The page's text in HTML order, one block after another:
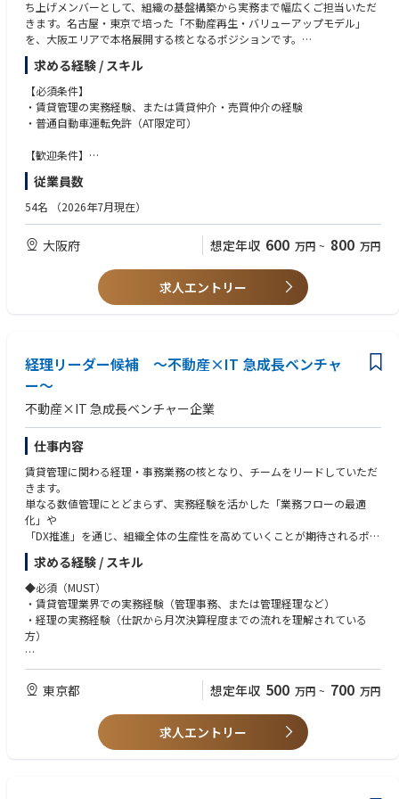
ち上げメンバーとして、組織の基盤構築から実務まで幅広くご担当いただ
きます。名古屋・東京で培った「不動産再生・バリューアップモデル」
を、大阪エリアで本格展開する核となるポジションです。
当初は管理戸数0からのスタートですが、営業部門（収益不動産の売買）
と連携し、管理受託営業から管理体制の構築、実際のPM実務まで幅広く
お任せします。管理受託営業から組織の基盤づくりまで、大きな裁量を持
って推進していただきます。
般を担当いただきます。
■業務詳細
・管理体制の構築：大阪エリアにおける管理物件の選定、効率的な管理フ
ロー策定（DXツール活用）や勝てる組織作りを担います。
・管理受託営業：オーナー様へのアプローチ、新規管理契約獲得を推進し
ます。
益性向上策を立案・提案します。
・PM実務：リーシング戦略の立案・実行、収支管理、現場確認・トラブ
収益一棟マンション・オフィスビル・商業ビル・複合施設・底地・駐車場
など（自社保有・再生・開発・販売中の資産を含む）
現在の管理棟数は100棟ほど（うち自社保有物件：約50棟）
求める経験 / スキル
【必須条件】
・賃貸管理の実務経験、または賃貸仲介・売買仲介の経験
・普通自動車運転免許（AT限定可）
【歓迎条件】
・宅地建物取引士、賃貸不動産経営管理士、管理業務主任者のいずれかの
資格
・投資用不動産（1棟収益マンション等）の管理経験
従業員数
54名 （2026年7月現在）
大阪府 想定年収 600 万円 ~ 800 万円
求人エントリー
経理リーダー候補 ～不動産×IT 急成長ベンチャ
ー～
不動産×IT 急成長ベンチャー企業
仕事内容
賃貸管理に関わる経理・事務業務の核となり、チームをリードしていただ
きます。
単なる数値管理にとどまらず、実務経験を活かした「業務フローの最適
化」や
「DX推進」を通じ、組織全体の生産性を高めていくことが期待されるポジ
ションです。
■具体的な業務内容
1. 賃貸管理経理・事務の統括
・賃貸管理に付随する月次・年次決算のとりまとめ
・家賃入金管理、未収金管理、オーナー精算業務の監督
・管理委託料・修繕費等の支払管理・承認
2. 収支管理・管理会計
・物件別・オーナー別の収支分析およびレポート作成
・予算管理と実績の乖離分析
・現場の動きに連動したキャッシュフロー管理
求める経験 / スキル
◆必須（MUST）
・賃貸管理業界での実務経験（管理事務、または管理経理など）
・経理の実務経験（仕訳から月次決算程度までの流れを理解されている
方）
◆歓迎（WANT）
・賃貸管理システムの運用経験
・業務フローの改善やITツールの導入経験
・賃貸管理における営業経験
東京都 想定年収 500 万円 ~ 700 万円
求人エントリー